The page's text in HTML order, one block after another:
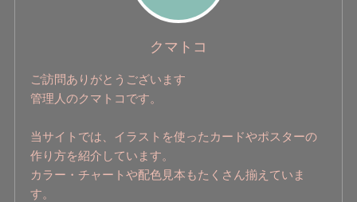
クマトコ
ご訪問ありがとうございます
管理人のクマトコです。
当サイトでは、イラストを使ったカードやポスターの
作り方を紹介しています。
カラー・チャートや配色見本もたくさん揃えていま
す。